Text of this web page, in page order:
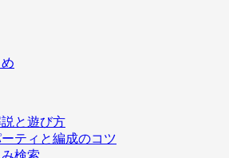
と遊び方
ティと編成のコツ
検索